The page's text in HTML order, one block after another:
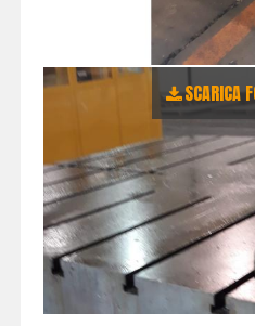
SCARICA